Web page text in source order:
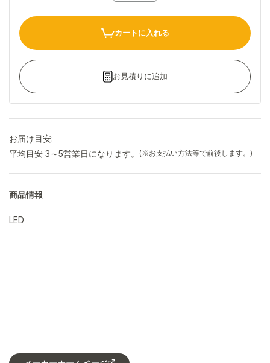
カートに入れる
お見積りに追加
お届け目安:
平均目安 3～5営業日になります。
(※お支払い方法等で前後します。)
商品情報
LED